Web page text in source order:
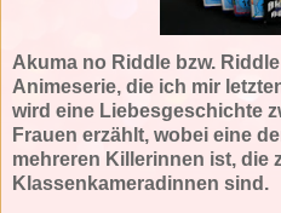
Akuma no Riddle bzw.
Animeserie, die ich mir
wird eine Liebesgeschichte
Frauen erzählt, wobei eine
mehreren Killerinnen ist, die
Klassenkameradinnen sind.